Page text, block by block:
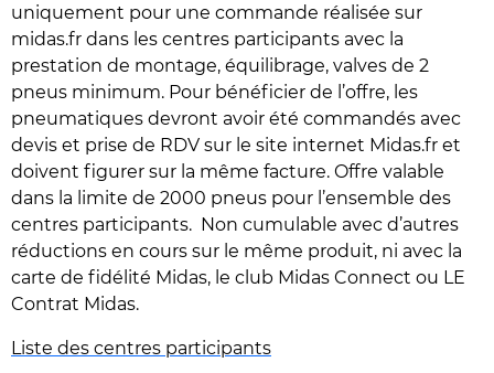
uniquement pour une commande réalisée sur
midas.fr dans les centres participants avec la
prestation de montage, équilibrage, valves de 2
pneus minimum. Pour bénéficier de l’offre, les
pneumatiques devront avoir été commandés avec
devis et prise de RDV sur le site internet Midas.fr et
doivent figurer sur la même facture. Offre valable
dans la limite de 2000 pneus pour l’ensemble des
centres participants. Non cumulable avec d’autres
réductions en cours sur le même produit, ni avec la
carte de fidélité Midas, le club Midas Connect ou LE
Contrat Midas.
Liste des centres participants